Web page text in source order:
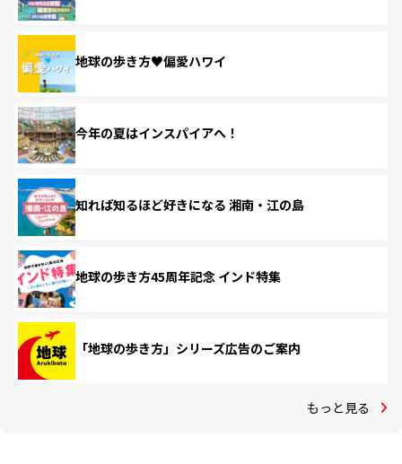
地球の歩き方♥偏愛ハワイ
今年の夏はインスパイアへ！
知れば知るほど好きになる 湘南・江の島
地球の歩き方45周年記念 インド特集
「地球の歩き方」シリーズ広告のご案内
もっと見る